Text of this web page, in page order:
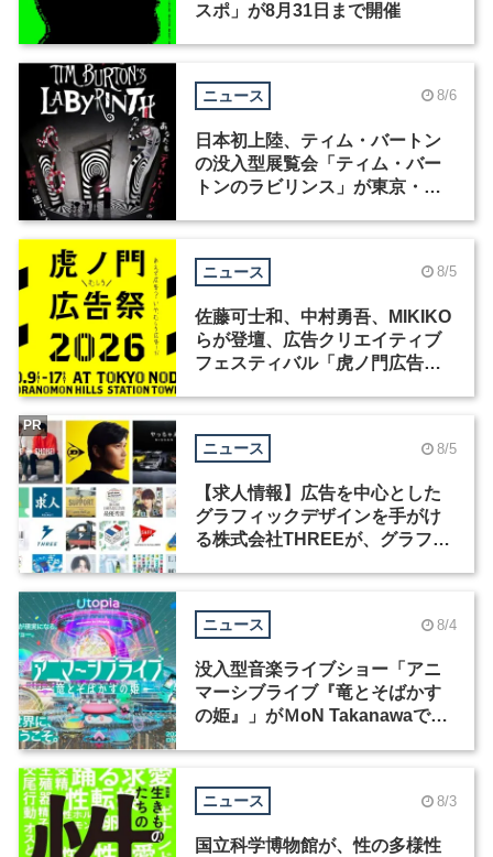
スポ」が8月31日まで開催
ニュース 8/6
日本初上陸、ティム・バートン
の没入型展覧会「ティム・バー
トンのラビリンス」が東京・豊
ニュース 8/5
佐藤可士和、中村勇吾、MIKIKO
らが登壇、広告クリエイティブ
フェスティバル「虎ノ門広告
ニュース 8/5
【求人情報】広告を中心とした
グラフィックデザインを手がけ
る株式会社THREEが、グラフィ
PR
ニュース 8/4
没入型音楽ライブショー「アニ
マーシブライブ『竜とそばかす
の姫』」がＭoN Takanawaで開
ニュース 8/3
国立科学博物館が、性の多様性